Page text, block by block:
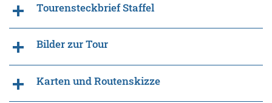
Tourensteckbrief Staffel
Bilder zur Tour
Karten und Routenskizze